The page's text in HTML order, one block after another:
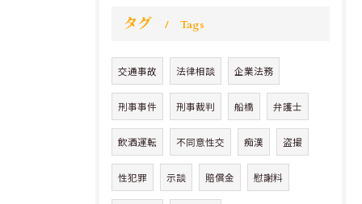
タグ Tags
交通事故 法律相談 企業法務
刑事事件 刑事裁判 船橋 弁護士
飲酒運転 不同意性交 痴漢 盗撮
性犯罪 示談 賠償金 慰謝料